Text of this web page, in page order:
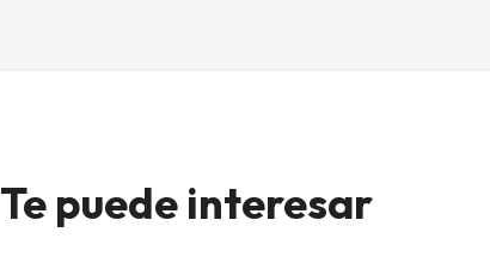
Te puede interesar